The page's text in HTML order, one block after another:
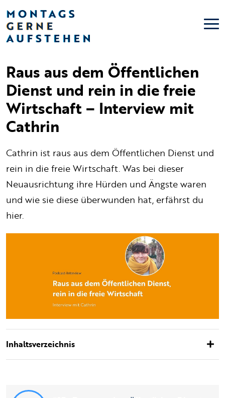
Raus aus dem Öffentlichen
Dienst und rein in die freie
Wirtschaft – Interview mit
Cathrin
Cathrin ist raus aus dem Öffentlichen Dienst und
rein in die freie Wirtschaft. Was bei dieser
Neuausrichtung ihre Hürden und Ängste waren
und wie sie diese überwunden hat, erfährst du
hier.
Inhaltsverzeichnis